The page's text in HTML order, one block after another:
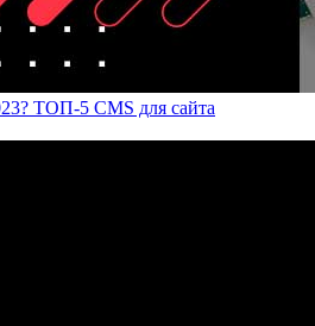
ТОП-5 CMS для сайта